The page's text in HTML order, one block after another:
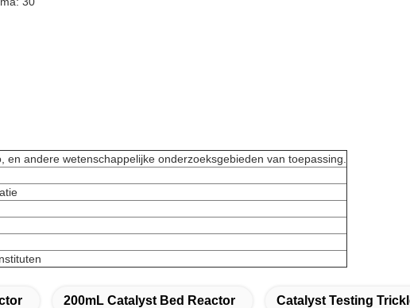
andere wetenschappelijke onderzoeksgebieden van toepassing.
200mL Catalyst Bed Reactor Catalyst Testing